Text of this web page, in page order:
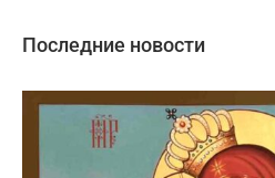
Последние новости